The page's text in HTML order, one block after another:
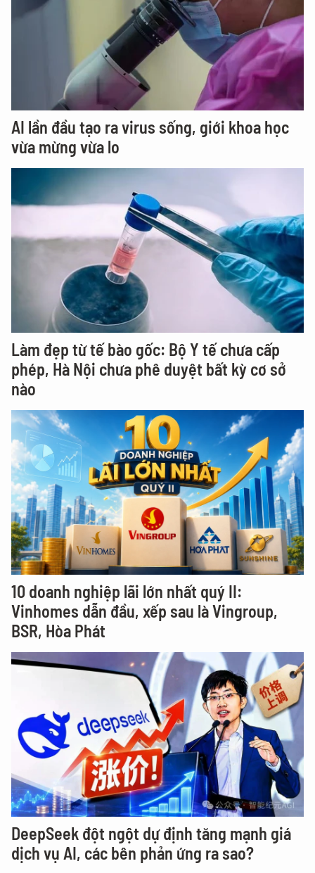
AI lần đầu tạo ra virus sống, giới khoa học
vừa mừng vừa lo
Làm đẹp từ tế bào gốc: Bộ Y tế chưa cấp
phép, Hà Nội chưa phê duyệt bất kỳ cơ sở
nào
10 doanh nghiệp lãi lớn nhất quý II:
Vinhomes dẫn đầu, xếp sau là Vingroup,
BSR, Hòa Phát
DeepSeek đột ngột dự định tăng mạnh giá
dịch vụ AI, các bên phản ứng ra sao?